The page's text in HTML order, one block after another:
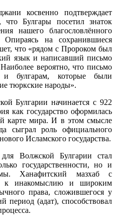
косвенно подтверждает
Булгары посетил знаток
нашего благословлённого
на сохранившиеся
что «рядом с Пророком был
язык и написавший письмо
вероятно, что письмо
и булгарам, которые были
тюркские народы».
Булгарии начинается с 922
как государство оформилась
карте мира. И в этом смысле
сыграл роль официального
Исламского государства.
Волжской Булгарии стал
государственности, но и
Ханафитский мазхаб с
к инакомыслию и широким
права, сложившегося у
период (адат), способствовал